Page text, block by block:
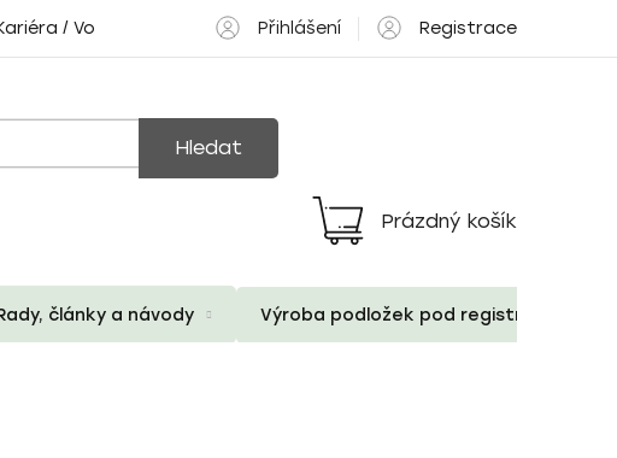
/ Volné pozice Přihlášení Registrace
Hledat
Nákupní
košík
Prázdný košík
články a návody Výroba podložek pod registrační